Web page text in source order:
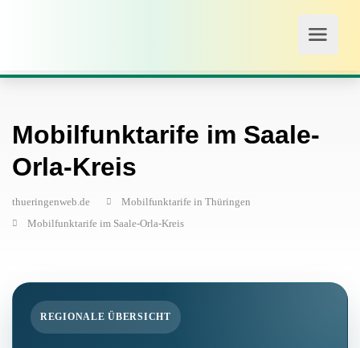
Mobilfunktarife im Saale-
Orla-Kreis
thueringenweb.de
Mobilfunktarife in Thüringen
Mobilfunktarife im Saale-Orla-Kreis
REGIONALE ÜBERSICHT